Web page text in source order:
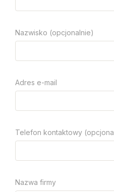
Nazwisko (opcjonalnie)
Adres e-mail
Telefon kontaktowy
Nazwa firmy